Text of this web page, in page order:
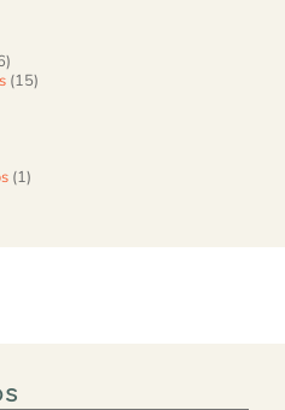
6 productos
1515 productos
11 producto